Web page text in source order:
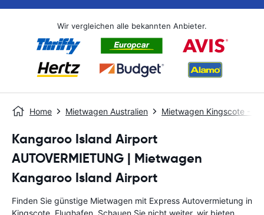
Wir vergleichen alle bekannten Anbieter.
Home Mietwagen Australien Mietwagen Kingscote -
Kangaroo Island Airport
AUTOVERMIETUNG | Mietwagen
Kangaroo Island Airport
Finden Sie günstige Mietwagen mit Express Autovermietung in
Kingscote, Flughafen. Schauen Sie nicht weiter, wir bieten